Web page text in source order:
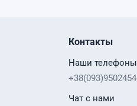
Контакты
Наши телефоны
+38(093)9502454
Чат с нами